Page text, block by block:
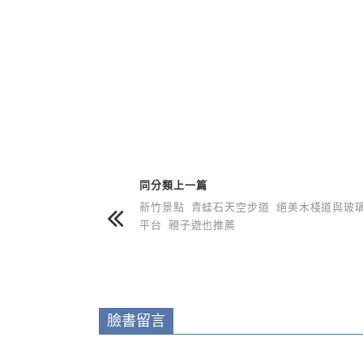
同分類上一篇
新竹景點 青蛙石天空步道 絕美木棧道與玻
平台 親子遊也推薦
臉書留言